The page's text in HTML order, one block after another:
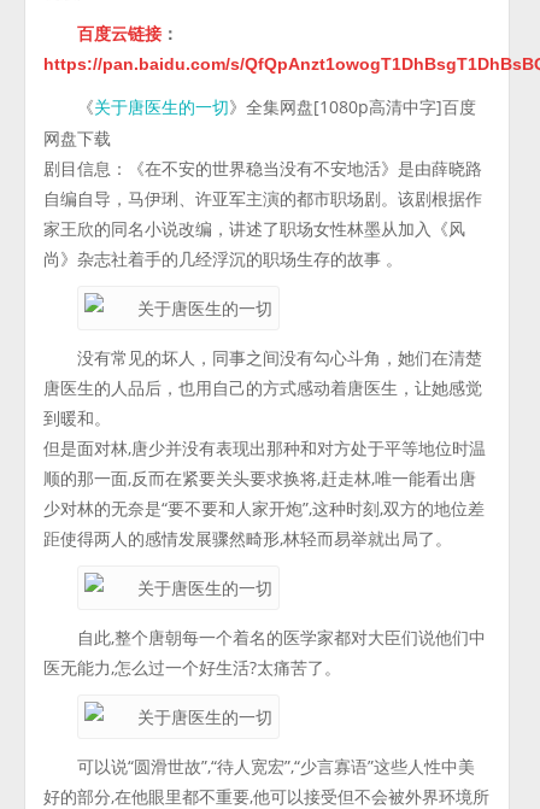
百度云链接 ：
https://pan.baidu.com/s/
《关于唐医生的一切》全集网盘[1080p高清中字]百度
网盘下载
剧目信息：《在不安的世界稳当没有不安地活》是由薛晓路
自编自导，马伊琍、许亚军主演的都市职场剧。该剧根据作
家王欣的同名小说改编，讲述了职场女性林墨从加入《风
尚》杂志社着手的几经浮沉的职场生存的故事 。
没有常见的坏人，同事之间没有勾心斗角，她们在清楚
唐医生的人品后，也用自己的方式感动着唐医生，让她感觉
到暖和。
但是面对林,唐少并没有表现出那种和对方处于平等地位时温
顺的那一面,反而在紧要关头要求换将,赶走林,唯一能看出唐
少对林的无奈是“要不要和人家开炮”,这种时刻,双方的地位差
距使得两人的感情发展骤然畸形,林轻而易举就出局了。
自此,整个唐朝每一个着名的医学家都对大臣们说他们中
医无能力,怎么过一个好生活?太痛苦了。
可以说“圆滑世故”,“待人宽宏”,“少言寡语”这些人性中美
好的部分,在他眼里都不重要,他可以接受但不会被外界环境所